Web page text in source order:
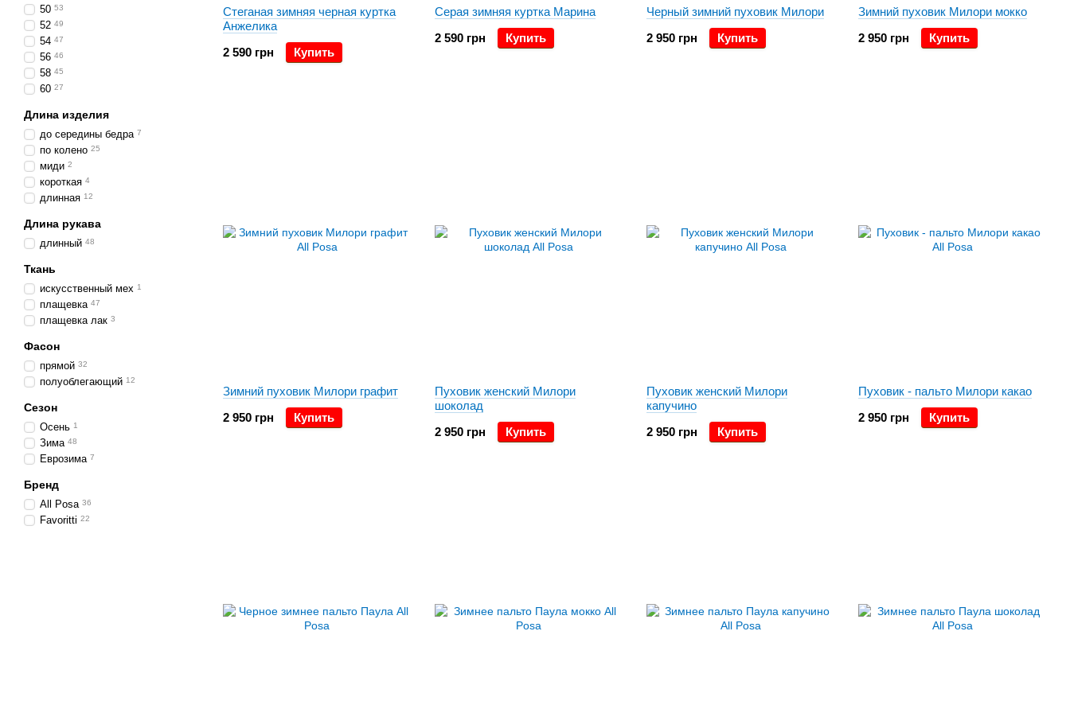
Стеганая зимняя черная куртка
Анжелика
2 590 грн
Купить
Серая зимняя куртка Марина
2 590 грн
Купить
Черный зимний пуховик Милори
2 950 грн
Купить
Зимний пуховик Милори мокко
2 950 грн
Купить
Зимний пуховик Милори графит
2 950 грн
Купить
Пуховик женский Милори
шоколад
2 950 грн
Купить
Пуховик женский Милори
капучино
2 950 грн
Купить
Пуховик - пальто Милори какао
2 950 грн
Купить
50 53
52 49
54 47
56 46
58 45
60 27
Длина изделия
до середины бедра 7
по колено 25
миди 2
короткая 4
длинная 12
Длина рукава
длинный 48
Ткань
искусственный мех 1
плащевка 47
плащевка лак 3
Фасон
прямой 32
полуоблегающий 12
Сезон
Осень 1
Зима 48
Еврозима 7
Бренд
All Posa 36
Favoritti 22